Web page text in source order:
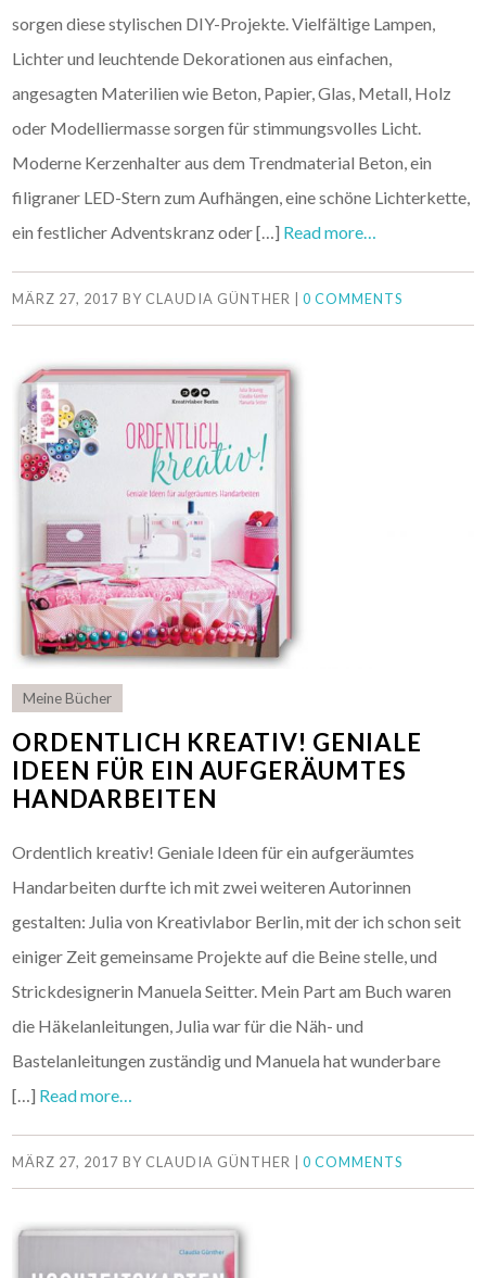
sorgen diese stylischen DIY-Projekte. Vielfältige Lampen,
Lichter und leuchtende Dekorationen aus einfachen,
angesagten Materilien wie Beton, Papier, Glas, Metall, Holz
oder Modelliermasse sorgen für stimmungsvolles Licht.
Moderne Kerzenhalter aus dem Trendmaterial Beton, ein
filigraner LED-Stern zum Aufhängen, eine schöne Lichterkette,
ein festlicher Adventskranz oder […] Read more…
MÄRZ 27, 2017 BY CLAUDIA GÜNTHER |0 COMMENTS
Meine Bücher
ORDENTLICH KREATIV! GENIALE
IDEEN FÜR EIN AUFGERÄUMTES
HANDARBEITEN
Ordentlich kreativ! Geniale Ideen für ein aufgeräumtes
Handarbeiten durfte ich mit zwei weiteren Autorinnen
gestalten: Julia von Kreativlabor Berlin, mit der ich schon seit
einiger Zeit gemeinsame Projekte auf die Beine stelle, und
Strickdesignerin Manuela Seitter. Mein Part am Buch waren
die Häkelanleitungen, Julia war für die Näh- und
Bastelanleitungen zuständig und Manuela hat wunderbare
[…] Read more…
MÄRZ 27, 2017 BY CLAUDIA GÜNTHER |0 COMMENTS